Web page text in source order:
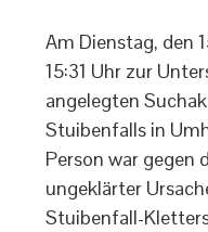
Am Dienstag, den
15:31 Uhr zur
angelegten
Stuibenfalls in
Person war gegen
ungeklärter
Stuibenfall-